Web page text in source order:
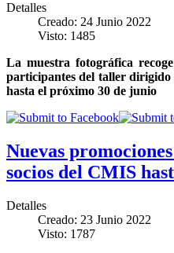
Detalles
Creado: 24 Junio 2022
Visto: 1485
La muestra fotográfica
participantes del taller
hasta el próximo 30 de junio
Nuevas
socios del CMIS
Detalles
Creado: 23 Junio 2022
Visto: 1787